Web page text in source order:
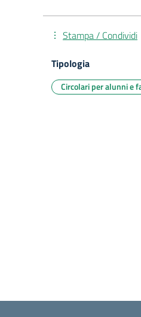
Stampa / Condividi
Tipologia
Circolari per alunni e